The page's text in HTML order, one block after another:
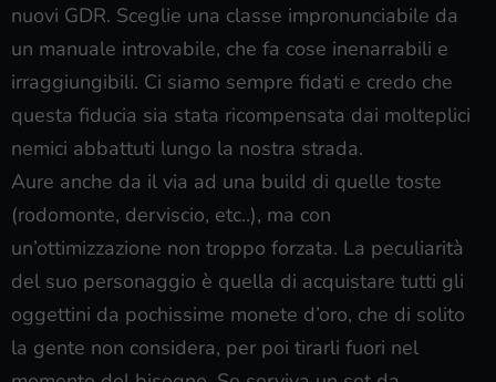
nuovi GDR. Sceglie una classe impronunciabile da
un manuale introvabile, che fa cose inenarrabili e
irraggiungibili. Ci siamo sempre fidati e credo che
questa fiducia sia stata ricompensata dai molteplici
nemici abbattuti lungo la nostra strada.
Aure anche da il via ad una build di quelle toste
(rodomonte, derviscio, etc..), ma con
un’ottimizzazione non troppo forzata. La peculiarità
del suo personaggio è quella di acquistare tutti gli
oggettini da pochissime monete d’oro, che di solito
la gente non considera, per poi tirarli fuori nel